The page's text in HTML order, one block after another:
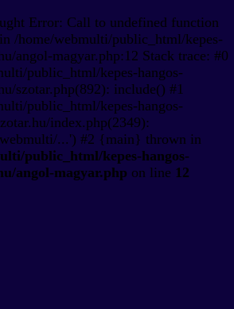
Error: Call to undefined function
/home/webmulti/public_html/kepes-
angol-magyar.php:12 Stack trace: #0
public_html/kepes-hangos-
szotar.php(892): include() #1
public_html/kepes-hangos-
index.php(2349):
...') #2 {main} thrown in
public_html/kepes-hangos-
angol-magyar.php on line 12